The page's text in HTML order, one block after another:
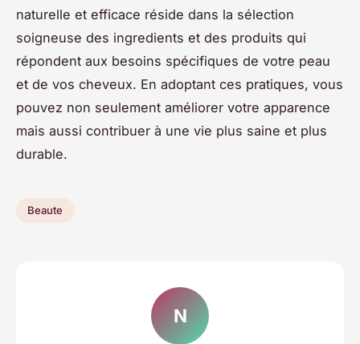
naturelle et efficace réside dans la sélection
soigneuse des ingredients et des produits qui
répondent aux besoins spécifiques de votre peau
et de vos cheveux. En adoptant ces pratiques, vous
pouvez non seulement améliorer votre apparence
mais aussi contribuer à une vie plus saine et plus
durable.
Beaute
N